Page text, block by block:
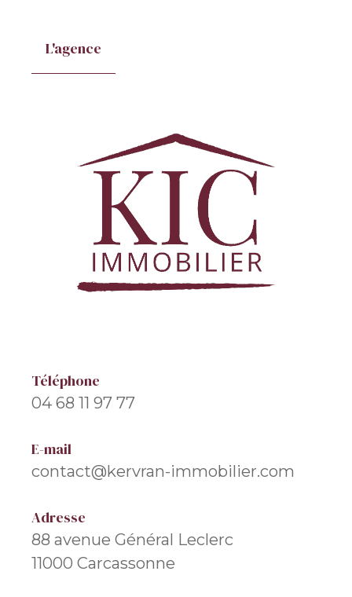
L'agence
Téléphone
04 68 11 97 77
E-mail
contact@kervran-immobilier.com
Adresse
88 avenue Général Leclerc
11000 Carcassonne